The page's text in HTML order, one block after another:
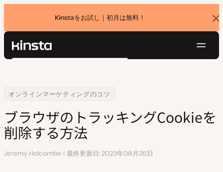
Kinstaをお試し｜初月は無料！
バ
ナ
Kinsta®
ョ
価格設定
お問い合わせ
検
Home
リソースセンター
オンラインマーケティングのコツ
ブラウザのトラッキングCookieを削除する方法
ブラウザのトラッキングCookieを
削除する方法
執
Jeremy Holcombe 最終更新日 2023年08月26日